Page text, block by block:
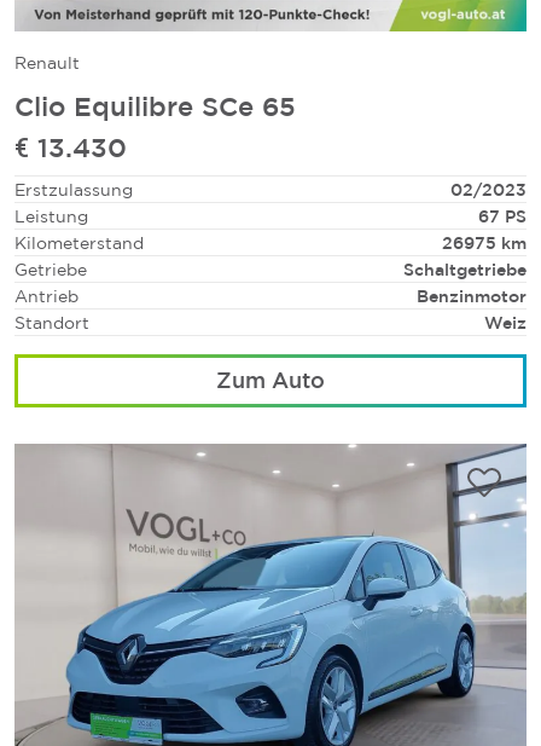
Renault
Clio Equilibre SCe 65
€ 13.430
Erstzulassung
02/2023
Leistung
67 PS
Kilometerstand
26975 km
Getriebe
Schaltgetriebe
Antrieb
Benzinmotor
Standort
Weiz
Zum Auto